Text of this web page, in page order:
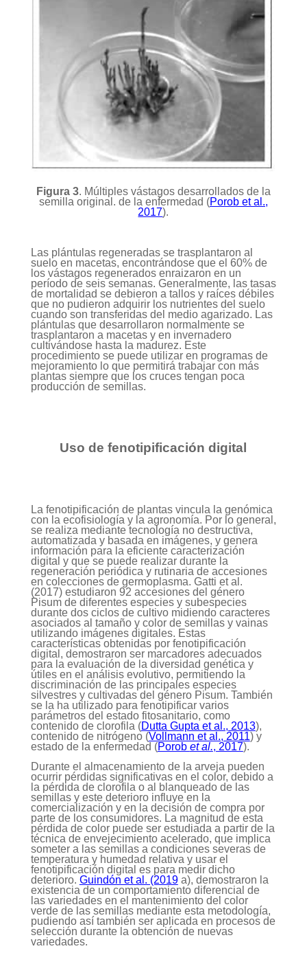
Figura 3. Múltiples vástagos desarrollados de la
semilla original. de la enfermedad (Porob et al.,
2017).
Las plántulas regeneradas se trasplantaron al
suelo en macetas, encontrándose que el 60% de
los vástagos regenerados enraizaron en un
período de seis semanas. Generalmente, las tasas
de mortalidad se debieron a tallos y raíces débiles
que no pudieron adquirir los nutrientes del suelo
cuando son transferidas del medio agarizado. Las
plántulas que desarrollaron normalmente se
trasplantaron a macetas y en invernadero
cultivándose hasta la madurez. Este
procedimiento se puede utilizar en programas de
mejoramiento lo que permitirá trabajar con más
plantas siempre que los cruces tengan poca
producción de semillas.
Uso de fenotipificación digital
La fenotipificación de plantas vincula la genómica
con la ecofisiología y la agronomía. Por lo general,
se realiza mediante tecnología no destructiva,
automatizada y basada en imágenes, y genera
información para la eficiente caracterización
digital y que se puede realizar durante la
regeneración periódica y rutinaria de accesiones
en colecciones de germoplasma. Gatti et al.
(2017) estudiaron 92 accesiones del género
Pisum de diferentes especies y subespecies
durante dos ciclos de cultivo midiendo caracteres
asociados al tamaño y color de semillas y vainas
utilizando imágenes digitales. Estas
características obtenidas por fenotipificación
digital, demostraron ser marcadores adecuados
para la evaluación de la diversidad genética y
útiles en el análisis evolutivo, permitiendo la
discriminación de las principales especies
silvestres y cultivadas del género Pisum. También
se la ha utilizado para fenotipificar varios
parámetros del estado fitosanitario, como
contenido de clorofila (Dutta Gupta et al., 2013),
contenido de nitrógeno (Vollmann et al., 2011) y
estado de la enfermedad (Porob et al., 2017).
Durante el almacenamiento de la arveja pueden
ocurrir pérdidas significativas en el color, debido a
la pérdida de clorofila o al blanqueado de las
semillas y este deterioro influye en la
comercialización y en la decisión de compra por
parte de los consumidores. La magnitud de esta
pérdida de color puede ser estudiada a partir de la
técnica de envejecimiento acelerado, que implica
someter a las semillas a condiciones severas de
temperatura y humedad relativa y usar el
fenotipificación digital es para medir dicho
deterioro. Guindón et al. (2019a), demostraron la
existencia de un comportamiento diferencial de
las variedades en el mantenimiento del color
verde de las semillas mediante esta metodología,
pudiendo así también ser aplicada en procesos de
selección durante la obtención de nuevas
variedades.